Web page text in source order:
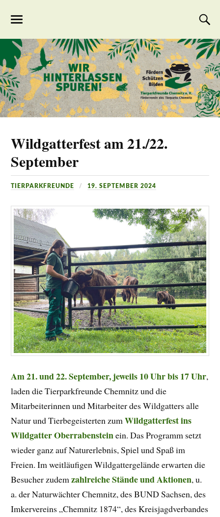
Wildgatterfest am 21./22.
September
TIERPARKFREUNDE 19. SEPTEMBER 2024
Am 21. und 22. September, jeweils 10 Uhr bis 17 Uhr,
laden die Tierparkfreunde Chemnitz und die
Mitarbeiterinnen und Mitarbeiter des Wildgatters alle
Natur und Tierbegeisterten zumWildgatterfest ins
Wildgatter Oberrabensteinein. Das Programm setzt
wieder ganz auf Naturerlebnis, Spiel und Spaß im
Freien. Im weitläufigen Wildgattergelände erwarten die
Besucher zudemzahlreiche Stände und Aktionen, u.
a. der Naturwächter Chemnitz, des BUND Sachsen, des
Imkervereins „Chemnitz 1874“, des Kreisjagdverbandes